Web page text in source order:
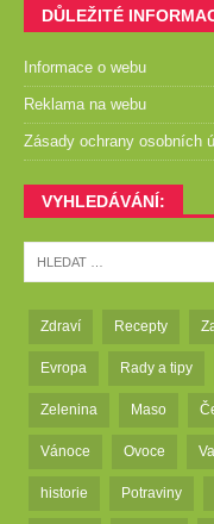
DŮLEŽITÉ
Informace o webu
Reklama na webu
Zásady ochrany osobních
VYHLEDÁVÁNÍ:
Zdraví Recepty
Evropa Rady a tipy
Zelenina Maso
Vánoce Ovoce
historie Potraviny